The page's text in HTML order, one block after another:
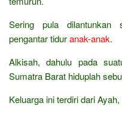
Sering pula dilantunkan
pengantar tiduranak-anak.
Alkisah, dahulu pada
Sumatra Barat hiduplah
Keluarga ini terdiri dari